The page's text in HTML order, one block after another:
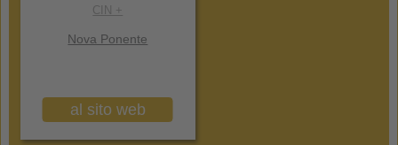
CIN +
Nova Ponente
al sito web